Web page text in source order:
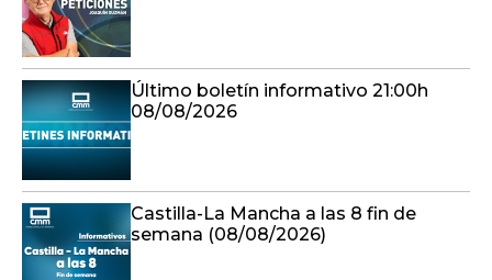
Último boletín informativo 21:00h
08/08/2026
Castilla-La Mancha a las 8 fin de
semana (08/08/2026)